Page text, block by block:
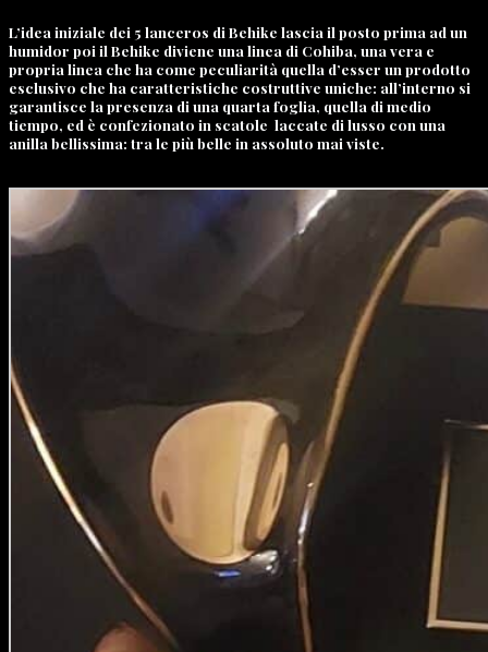
L’idea iniziale dei 5 lanceros di Behike lascia il posto prima ad un
humidor poi il Behike diviene una linea di Cohiba, una vera e
propria linea che ha come peculiarità quella d’esser un prodotto
esclusivo che ha caratteristiche costruttive uniche: all’interno si
garantisce la presenza di una quarta foglia, quella di medio
tiempo, ed è confezionato in scatole laccate di lusso con una
anilla bellissima: tra le più belle in assoluto mai viste.